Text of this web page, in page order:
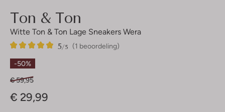
Ton & Ton
Witte Ton & Ton Lage Sneakers Wera
(1 beoordeling)
5/5
1
5
Sterren
-50%
€ 59,95
€ 29,99